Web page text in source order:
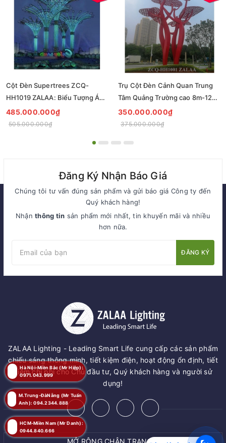
Cột Đèn Supertrees ZCQ-
HH1019 ZALAA: Biểu Tượng Ánh
Sáng Cho Đại Đô Thị
485.000.000₫
505.000.000₫
Trụ Cột Đèn Cảnh Quan Trung
Tâm Quảng Trường cao 8m-12m
ZCQ-HH1001 ZALAA Fortune
Tree Series
350.000.000₫
375.000.000₫
Đăng Ký Nhận Báo Giá
Chúng tôi tư vấn đúng sản phẩm và gửi báo giá Công ty đến
Quý khách hàng!
Nhậnthông tin sản phẩm mới nhất, tin khuyến mãi và nhiều
hơn nữa.
ĐĂNG KÝ
ZALAA Lighting - Leading Smart Life cung cấp các sản phẩm
chiếu sáng thông minh, tiết kiệm điện, hoạt động ổn định, tiết
kiệm chi phí cho Chủ đầu tư, Quý khách hàng và người sử
dụng!
MỞ RỘNG CHÂN TRANG
HCM-Miền Nam (Mr Danh):
0944.840.666
Hà Nội-Miền Bắc (Mr Hiệp):
0971.043.999
M.Trung-ĐàNẵng (Mr Tuấn
Anh): 094.2344.888